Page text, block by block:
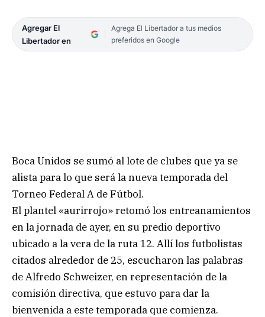
Agregar El
Libertador en
Agrega El Libertador a tus medios
preferidos en Google
Boca Unidos se sumó al lote de clubes que ya se
alista para lo que será la nueva temporada del
Torneo Federal A de Fútbol.
El plantel «aurirrojo» retomó los entreanamientos
en la jornada de ayer, en su predio deportivo
ubicado a la vera de la ruta 12. Allí los futbolistas
citados alrededor de 25, escucharon las palabras
de Alfredo Schweizer, en representación de la
comisión directiva, que estuvo para dar la
bienvenida a este temporada que comienza.